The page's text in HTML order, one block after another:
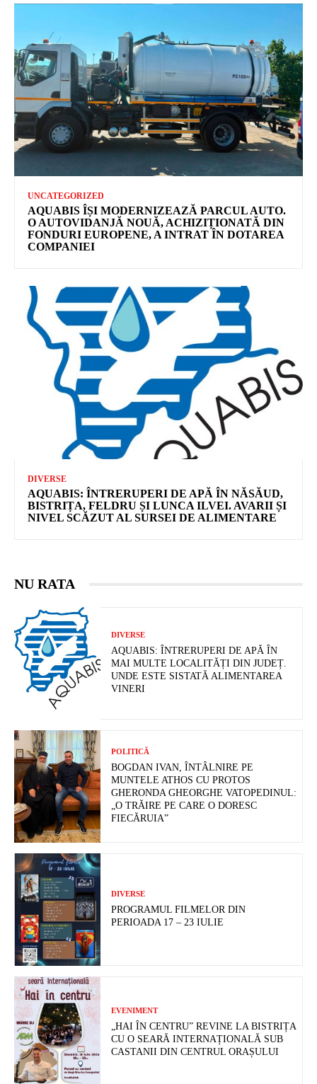
UNCATEGORIZED
AQUABIS ÎȘI MODERNIZEAZĂ PARCUL AUTO.
O AUTOVIDANJĂ NOUĂ, ACHIZIȚIONATĂ DIN
FONDURI EUROPENE, A INTRAT ÎN DOTAREA
COMPANIEI
DIVERSE
AQUABIS: ÎNTRERUPERI DE APĂ ÎN NĂSĂUD,
BISTRIȚA, FELDRU ȘI LUNCA ILVEI. AVARII ȘI
NIVEL SCĂZUT AL SURSEI DE ALIMENTARE
NU RATA
DIVERSE
AQUABIS: ÎNTRERUPERI DE APĂ ÎN
MAI MULTE LOCALITĂȚI DIN JUDEȚ.
UNDE ESTE SISTATĂ ALIMENTAREA
VINERI
POLITICĂ
BOGDAN IVAN, ÎNTÂLNIRE PE
MUNTELE ATHOS CU PROTOS
GHERONDA GHEORGHE VATOPEDINUL:
„O TRĂIRE PE CARE O DORESC
FIECĂRUIA”
DIVERSE
PROGRAMUL FILMELOR DIN
PERIOADA 17 – 23 IULIE
EVENIMENT
„HAI ÎN CENTRU” REVINE LA BISTRIȚA
CU O SEARĂ INTERNAȚIONALĂ SUB
CASTANII DIN CENTRUL ORAȘULUI